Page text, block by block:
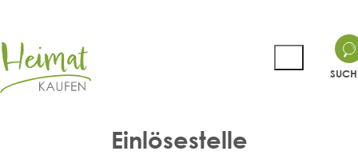
Einlösestelle